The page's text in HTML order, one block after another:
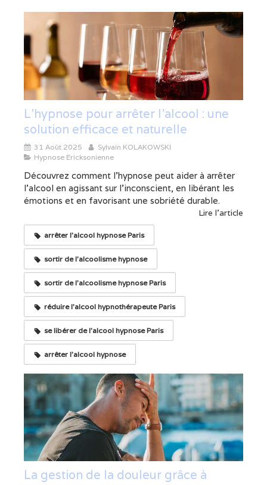
L’hypnose pour arrêter l’alcool : une
solution efficace et naturelle
31 Août 2025
Sylvain KOLAKOWSKI
Hypnose Ericksonienne
Découvrez comment l’hypnose peut aider à arrêter
l’alcool en agissant sur l’inconscient, en libérant les
émotions et en favorisant une sobriété durable.
Lire l'article
arrêter l'alcool hypnose Paris
sortir de l'alcoolisme hypnose
sortir de l'alcoolisme hypnose Paris
réduire l'alcool hypnothérapeute Paris
se libérer de l'alcool hypnose Paris
arrêter l'alcool hypnose
La gestion de la douleur grâce à